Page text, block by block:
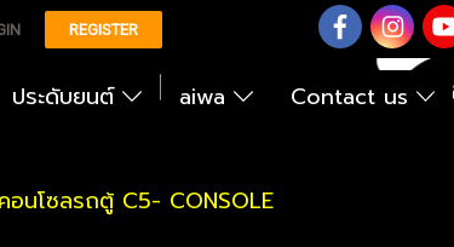
REGISTER
ประดับยนต์ aiwa Contact us
อนโซลรถตู้ C5- CONSOLE